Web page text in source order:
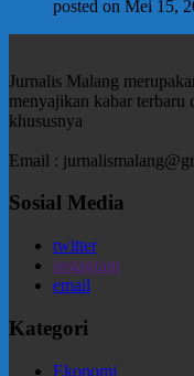
posted on Mei 15,
Jurnalis Malang
menyajikan kabar terbaru
khususnya
Email :
Sosial Media
twitter
instagram
email
Kategori
Ekonomi